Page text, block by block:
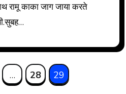
रामू काका जाग जाया करते
… 28 29